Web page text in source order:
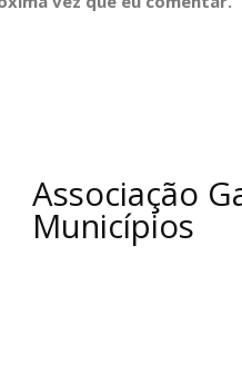
Associação
Municípios